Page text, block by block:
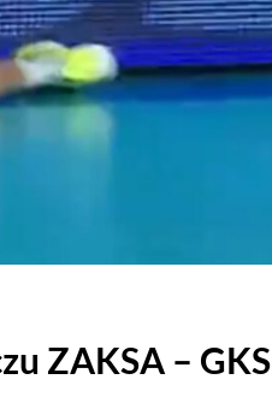
ZAKSA – GKS